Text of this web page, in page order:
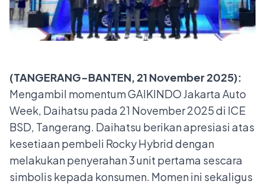
(TANGERANG-BANTEN, 21 November 2025):
Mengambil momentum GAIKINDO Jakarta Auto
Week, Daihatsu pada 21 November 2025 di ICE
BSD, Tangerang. Daihatsu berikan apresiasi atas
kesetiaan pembeli Rocky Hybrid dengan
melakukan penyerahan 3 unit pertama sescara
simbolis kepada konsumen. Momen ini sekaligus